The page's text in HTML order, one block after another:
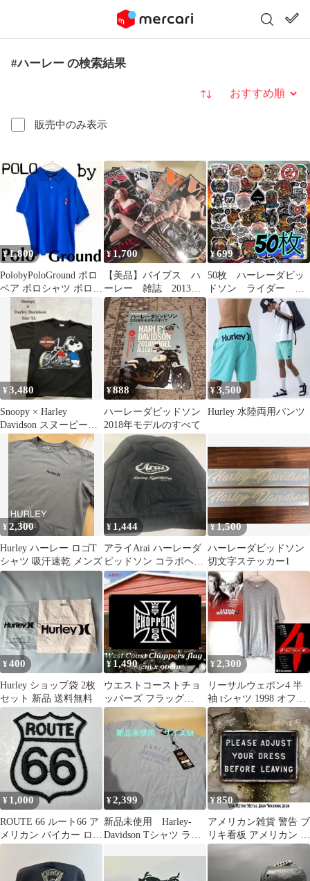
#ハーレー の検索結果
販売中のみ表示
並び替え
¥1,800
PolobyPoloGround ポロ
ベア ポロシャツ ポログ
ラウンド 入手困難
¥1,700
【美品】バイブス ハ
ーレー 雑誌 2013
年 5冊まとめ売り
¥699
50枚 ハーレーダビッ
ドソン ライダー バ
イク 防水ステッカー
¥3,480
Snoopy × Harley
Davidson スヌーピー
× ハーレー XL
¥888
ハーレーダビッドソン
2018年モデルのすべて
¥3,500
Hurley 水陸両用パンツ
¥2,300
Hurley ハーレー ロゴT
シャツ 吸汗速乾 メンズ
¥ 1,444
アライArai ハーレーダ
ビッドソン コラボヘル
メット バッグ 収納袋
¥1,500
ハーレーダビッドソン
切文字ステッカー1
¥400
Hurley ショップ袋 2枚
セット 新品 送料無料
¥1,490
ウエストコーストチョ
ッパーズ フラッグ
60x90 タペストリー ハ
ーレー
¥2,300
リーサルウェポン4 半
袖 tシャツ 1998 オフィ
シャル ムービー 映画
希少
¥ 1,000
ROUTE 66 ルート66 ア
メリカン バイカー ロッ
クンロール ハーレー
¥2,399
新品未使用 Harley-
Davidson Tシャツ ライ
¥850
アメリカン雑貨 警告 ブ
リキ看板 アメリカン 雑
貨 アメカジ ヴィンテー
ジ 男前インテリア サイ
ンプレート サインボー